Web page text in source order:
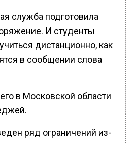
служба подготовила
И студенты
дистанционно, как
в сообщении слова
в Московской области
ряд ограничений из-